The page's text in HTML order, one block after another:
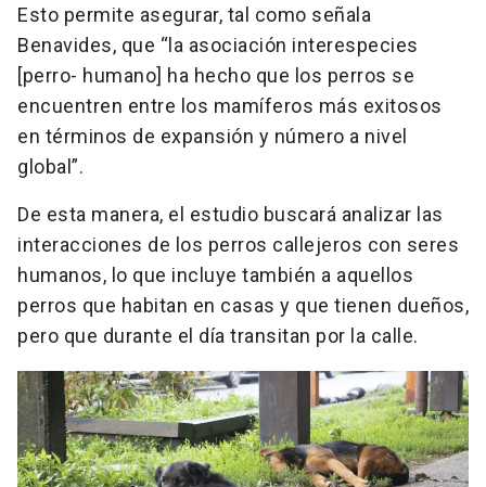
Esto permite asegurar, tal como señala
Benavides, que “la asociación interespecies
[perro- humano] ha hecho que los perros se
encuentren entre los mamíferos más exitosos
en términos de expansión y número a nivel
global”.
De esta manera, el estudio buscará analizar las
interacciones de los perros callejeros con seres
humanos, lo que incluye también a aquellos
perros que habitan en casas y que tienen dueños,
pero que durante el día transitan por la calle.